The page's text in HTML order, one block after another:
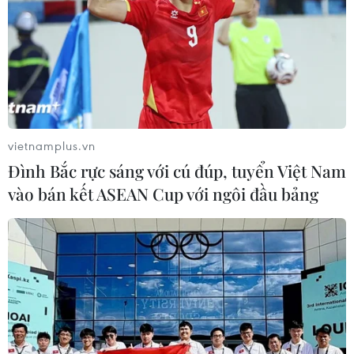
tài năng có cơ hội học tập ở Hàn Quốc.
Ngày Quốc Tổ Việt Nam toàn cầu tại
Canada: Truyền thống và phát triển
vietnamplus.vn
Đình Bắc rực sáng với cú đúp, tuyển Việt Nam
vào bán kết ASEAN Cup với ngôi đầu bảng